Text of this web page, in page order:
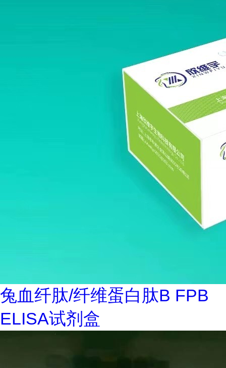
兔血纤肽/纤维蛋白肽B FPB
ELISA试剂盒